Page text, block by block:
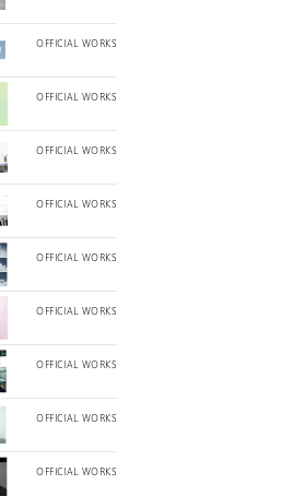
OFFICIAL WORKS
OFFICIAL WORKS
OFFICIAL WORKS
OFFICIAL WORKS
OFFICIAL WORKS
OFFICIAL WORKS
OFFICIAL WORKS
OFFICIAL WORKS
OFFICIAL WORKS